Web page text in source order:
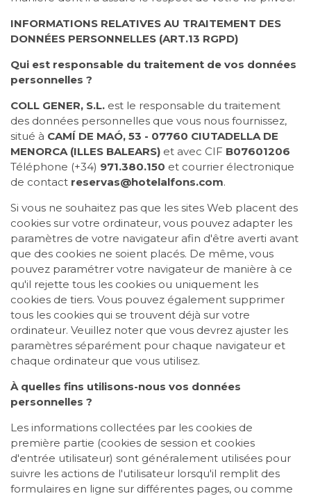
INFORMATIONS RELATIVES AU TRAITEMENT DES
DONNÉES PERSONNELLES (ART.13 RGPD)
Qui est responsable du traitement de vos données
personnelles ?
COLL GENER, S.L. est le responsable du traitement
des données personnelles que vous nous fournissez,
situé à CAMÍ DE MAÓ, 53 - 07760 CIUTADELLA DE
MENORCA (ILLES BALEARS) et avec CIF B07601206
Téléphone (+34) 971.380.150 et courrier électronique
de contact reservas@hotelalfons.com.
Si vous ne souhaitez pas que les sites Web placent des
cookies sur votre ordinateur, vous pouvez adapter les
paramètres de votre navigateur afin d'être averti avant
que des cookies ne soient placés. De même, vous
pouvez paramétrer votre navigateur de manière à ce
qu'il rejette tous les cookies ou uniquement les
cookies de tiers. Vous pouvez également supprimer
tous les cookies qui se trouvent déjà sur votre
ordinateur. Veuillez noter que vous devrez ajuster les
paramètres séparément pour chaque navigateur et
chaque ordinateur que vous utilisez.
À quelles fins utilisons-nous vos données
personnelles ?
Les informations collectées par les cookies de
première partie (cookies de session et cookies
d'entrée utilisateur) sont généralement utilisées pour
suivre les actions de l'utilisateur lorsqu'il remplit des
formulaires en ligne sur différentes pages, ou comme